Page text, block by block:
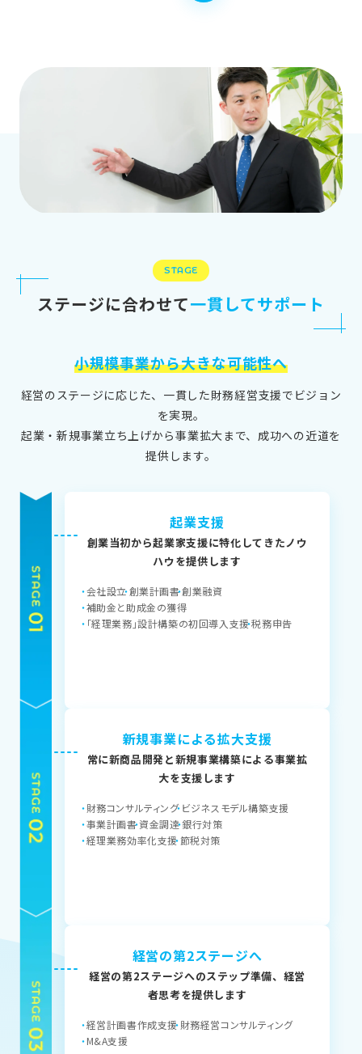
STAGE
ステージに合わせて一貫してサポート
小規模事業から大きな可能性へ
経営のステージに応じた、一貫した財務経営支援でビジョン
を実現。
起業・新規事業立ち上げから事業拡大まで、成功への近道を
提供します。
起業支援
創業当初から起業家支援に特化してきたノウ
ハウを提供します
会社設立創業計画書創業融資
補助金と助成金の獲得
「経理業務」設計構築の初回導入支援税務申告
新規事業による拡大支援
常に新商品開発と新規事業構築による事業拡
大を支援します
財務コンサルティング ビジネスモデル構築支援
事業計画書資金調達銀行対策
経理業務効率化支援節税対策
経営の第2ステージへ
経営の第2ステージへのステップ準備、経営
者思考を提供します
経営計画書作成支援 財務経営コンサルティング
M&A支援